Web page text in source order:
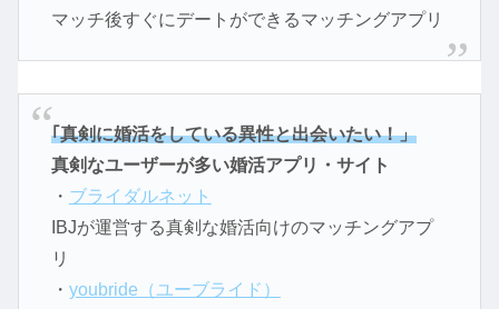
マッチ後すぐにデートができるマッチングアプリ
｢真剣に婚活をしている異性と出会いたい！」
真剣なユーザーが多い婚活アプリ・サイト
・ ブライダルネット
IBJが運営する真剣な婚活向けのマッチングアプ
リ
・ youbride（ユーブライド）